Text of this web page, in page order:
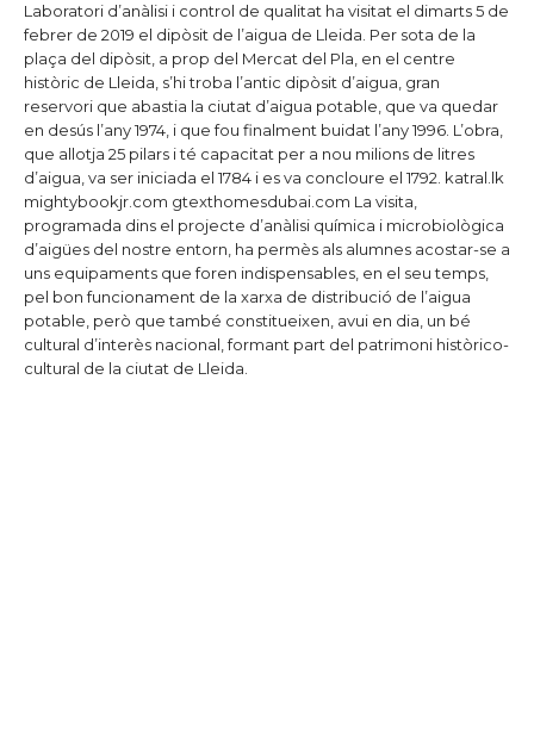
Laboratori d’anàlisi i control de qualitat ha visitat el dimarts 5 de
febrer de 2019 el dipòsit de l’aigua de Lleida. Per sota de la
plaça del dipòsit, a prop del Mercat del Pla, en el centre
històric de Lleida, s’hi troba l’antic dipòsit d’aigua, gran
reservori que abastia la ciutat d’aigua potable, que va quedar
en desús l’any 1974, i que fou finalment buidat l’any 1996. L’obra,
que allotja 25 pilars i té capacitat per a nou milions de litres
d’aigua, va ser iniciada el 1784 i es va concloure el 1792. katral.lk
mightybookjr.com gtexthomesdubai.com La visita,
programada dins el projecte d’anàlisi química i microbiològica
d’aigües del nostre entorn, ha permès als alumnes acostar-se a
uns equipaments que foren indispensables, en el seu temps,
pel bon funcionament de la xarxa de distribució de l’aigua
potable, però que també constitueixen, avui en dia, un bé
cultural d’interès nacional, formant part del patrimoni històrico-
cultural de la ciutat de Lleida.